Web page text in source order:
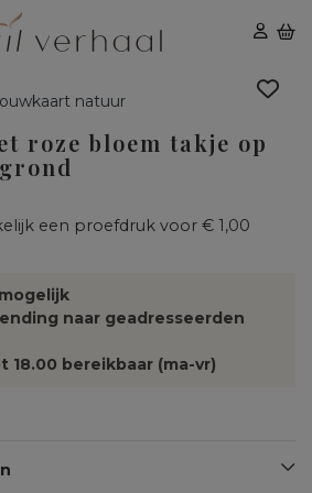
natuur
roze bloem takje op
een proefdruk voor € 1,00
naar geadresseerden
18.00 bereikbaar (ma-vr)